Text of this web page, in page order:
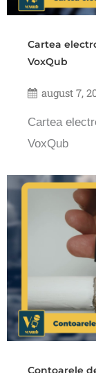
Cartea
VoxQub
august 7,
Cartea
VoxQub
Contoarele